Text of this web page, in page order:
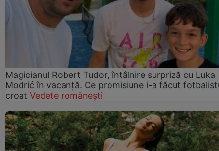
Magicianul Robert Tudor, întâlnire surpriză cu Luka
Modrić în vacanță. Ce promisiune i-a făcut
croat Vedete românești